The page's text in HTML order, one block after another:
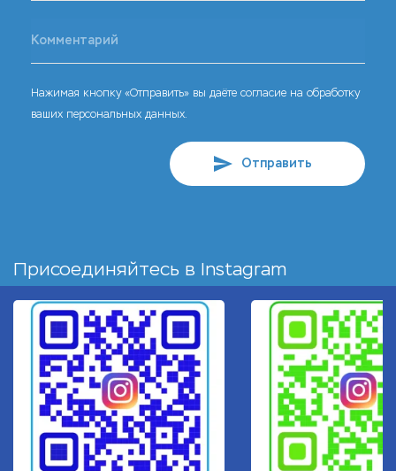
Нажимая кнопку «Отправить» вы даёте согласие на обработку
ваших персональных данных.
Отправить
Присоединяйтесь в Instagram